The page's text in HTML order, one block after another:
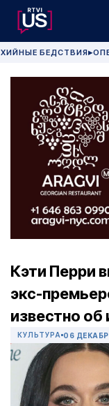
БЕДСТВИЯ▶
Кэти Перри
экс-
известно об
КУЛЬТУРА 06